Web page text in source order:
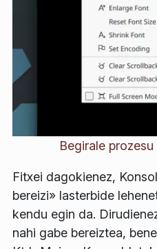
Begirale
Fitxei dagokienez,
bereizi» lasterbide
kendu egin da.
nahi gabe bereiztea,